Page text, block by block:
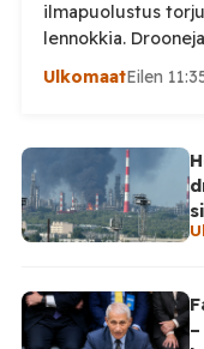
ilmapuolustus
lennokkia.
Uralille asti.
miehittämätöntä
ja perjantaiaamun
Ministeriön
Moskovan aikaa.
UlkomaatEilen